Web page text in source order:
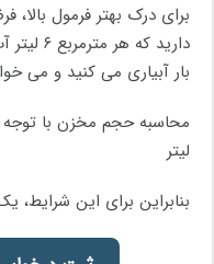
بار آبیاری می ‌کنید و می‌ خواهید
لیتر
بنابراین برای این شرایط، یک مخزن ۵۰۰۰